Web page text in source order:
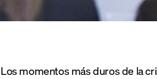
Los momentos más duros de la